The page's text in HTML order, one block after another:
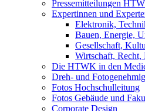
Pressemitteilungen
Expertinnen und
Elektronik,
Bauen, Energie,
Gesellschaft,
Wirtschaft, Recht,
Die HTWK in den
Dreh- und
Fotos Hochschulleitung
Fotos Gebäude und
Corporate Design